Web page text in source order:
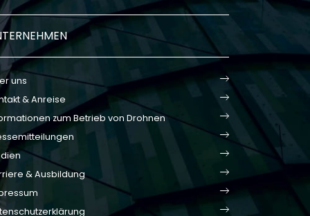
uns
& Anreise
zum Betrieb von Drohnen
& Ausbildung